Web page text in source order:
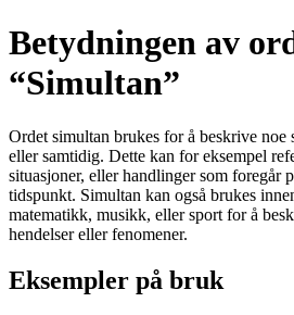
Betydningen av
“Simultan”
Ordet simultan brukes for å beskrive noe
eller samtidig. Dette kan for eksempel
situasjoner, eller handlinger som foregår
tidspunkt. Simultan kan også brukes
matematikk, musikk, eller sport for å
hendelser eller fenomener.
Eksempler på bruk